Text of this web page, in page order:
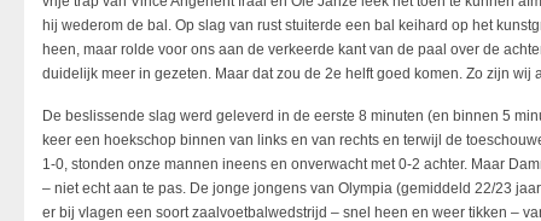
hij wederom de bal. Op slag van rust stuiterde een bal keihard op het
heen, maar rolde voor ons aan de verkeerde kant van de paal over de
duidelijk meer in gezeten. Maar dat zou de 2e helft goed komen. Zo zijn wij
De beslissende slag werd geleverd in de eerste 8 minuten (en binnen 5
keer een hoekschop binnen van links en van rechts en terwijl de
1-0, stonden onze mannen ineens en onverwacht met 0-2 achter. Maar
– niet echt aan te pas. De jonge jongens van Olympia (gemiddeld 22/23
er bij vlagen een soort zaalvoetbalwedstrijd – snel heen en weer tikken –